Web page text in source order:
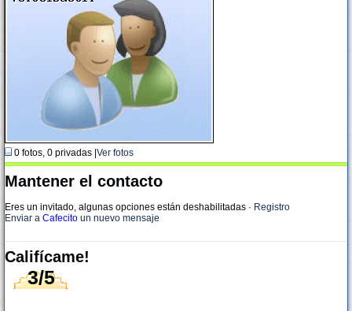
0 fotos, 0 privadas | Ver fotos
Mantener el contacto
Eres un invitado, algunas opciones están deshabilitadas · Registro
Enviar a Cafecito un nuevo mensaje
Califícame!
3/5